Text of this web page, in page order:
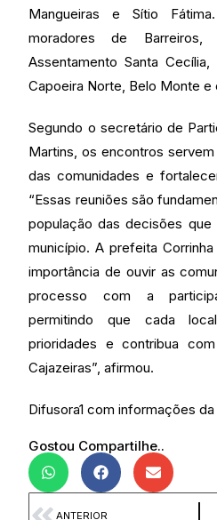
Mangueiras e Sítio
moradores de Barreiros,
Assentamento Santa
Capoeira Norte, Belo Monte e
Segundo o secretário de
Martins, os encontros
das comunidades e
“Essas reuniões são
população das decisões
município. A prefeita
importância de ouvir as
processo com a
permitindo que cada
prioridades e contribua
Cajazeiras”, afirmou.
Difusora1 com informações
Gostou Compartilhe..
ANTERIOR